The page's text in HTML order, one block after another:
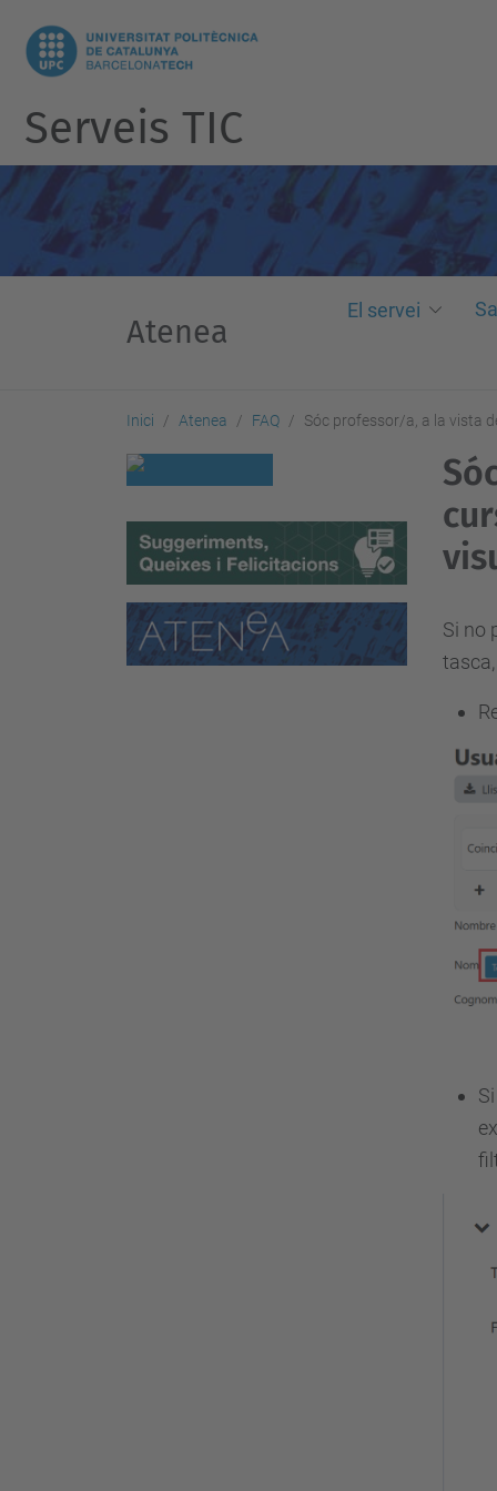
Serveis TIC
Atenea
El servei
Inici Atenea FAQ Sóc professor/a, a la vista
Si no